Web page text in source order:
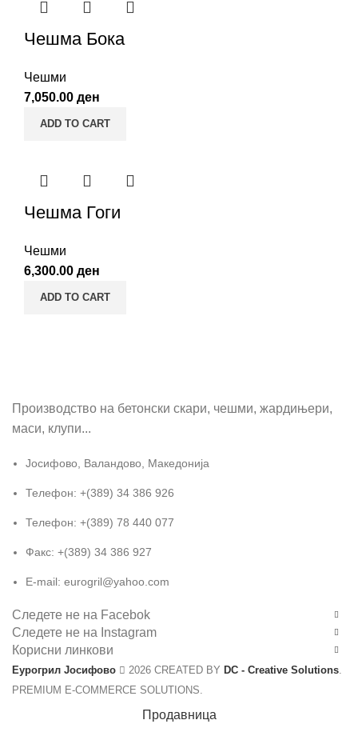
Чешма Бока
Чешми
7,050.00 ден
ADD TO CART
Чешма Гоги
Чешми
6,300.00 ден
ADD TO CART
Производство на бетонски скари, чешми, жардињери,
маси, клупи...
Јосифово, Валандово, Македонија
Телефон: +(389) 34 386 926
Телефон: +(389) 78 440 077
Факс: +(389) 34 386 927
E-mail: eurogril@yahoo.com
Следете не на Facebok
Следете не на Instagram
Корисни линкови
Еурогрил Јосифово 2026 CREATED BY DC - Creative Solutions.
PREMIUM E-COMMERCE SOLUTIONS.
Продавница